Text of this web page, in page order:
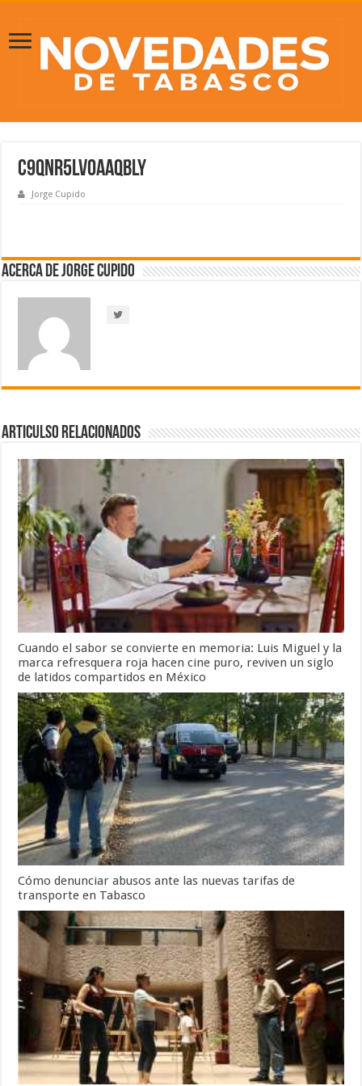
C9qNr5LVoAAQbLY
Jorge Cupido
Acerca de Jorge Cupido
Articulso Relacionados
Cuando el sabor se convierte en memoria: Luis Miguel y la
marca refresquera roja hacen cine puro, reviven un siglo
de latidos compartidos en México
Cómo denunciar abusos ante las nuevas tarifas de
transporte en Tabasco